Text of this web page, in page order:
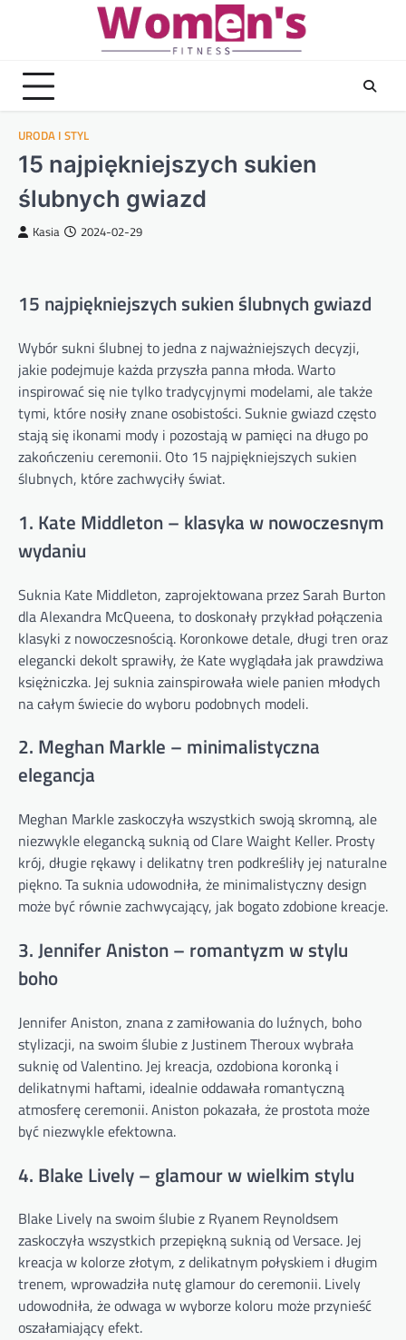
URODA I STYL
15 najpiękniejszych sukien
ślubnych gwiazd
Kasia 2024-02-29
15 najpiękniejszych sukien ślubnych gwiazd
Wybór sukni ślubnej to jedna z najważniejszych decyzji,
jakie podejmuje każda przyszła panna młoda. Warto
inspirować się nie tylko tradycyjnymi modelami, ale także
tymi, które nosiły znane osobistości. Suknie gwiazd często
stają się ikonami mody i pozostają w pamięci na długo po
zakończeniu ceremonii. Oto 15 najpiękniejszych sukien
ślubnych, które zachwyciły świat.
1. Kate Middleton – klasyka w nowoczesnym
wydaniu
Suknia Kate Middleton, zaprojektowana przez Sarah Burton
dla Alexandra McQueena, to doskonały przykład połączenia
klasyki z nowoczesnością. Koronkowe detale, długi tren oraz
elegancki dekolt sprawiły, że Kate wyglądała jak prawdziwa
księżniczka. Jej suknia zainspirowała wiele panien młodych
na całym świecie do wyboru podobnych modeli.
2. Meghan Markle – minimalistyczna
elegancja
Meghan Markle zaskoczyła wszystkich swoją skromną, ale
niezwykle elegancką suknią od Clare Waight Keller. Prosty
krój, długie rękawy i delikatny tren podkreśliły jej naturalne
piękno. Ta suknia udowodniła, że minimalistyczny design
może być równie zachwycający, jak bogato zdobione kreacje.
3. Jennifer Aniston – romantyzm w stylu
boho
Jennifer Aniston, znana z zamiłowania do luźnych, boho
stylizacji, na swoim ślubie z Justinem Theroux wybrała
suknię od Valentino. Jej kreacja, ozdobiona koronką i
delikatnymi haftami, idealnie oddawała romantyczną
atmosferę ceremonii. Aniston pokazała, że prostota może
być niezwykle efektowna.
4. Blake Lively – glamour w wielkim stylu
Blake Lively na swoim ślubie z Ryanem Reynoldsem
zaskoczyła wszystkich przepiękną suknią od Versace. Jej
kreacja w kolorze złotym, z delikatnym połyskiem i długim
trenem, wprowadziła nutę glamour do ceremonii. Lively
udowodniła, że odwaga w wyborze koloru może przynieść
oszałamiający efekt.